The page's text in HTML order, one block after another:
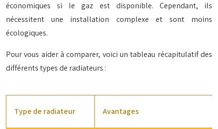
économiques si le gaz est disponible. Cependant, ils
nécessitent une installation complexe et sont moins
écologiques.
Pour vous aider à comparer, voici un tableau récapitulatif des
différents types de radiateurs :
Type de radiateur Avantages